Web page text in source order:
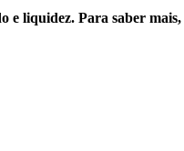
e liquidez. Para saber mais,